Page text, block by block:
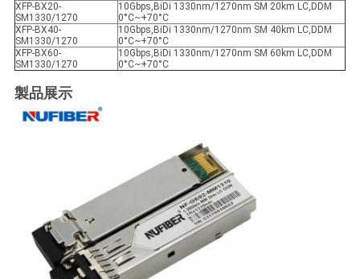
XFP-BX20-
SM1330/1270
10Gbps,BiDi 1330nm/1270nm SM 20km LC,DDM
0°C~+70°C
XFP-BX40-
SM1330/1270
10Gbps,BiDi 1330nm/1270nm SM 40km LC,DDM
0°C~+70°C
XFP-BX60-
SM1330/1270
10Gbps,BiDi 1330nm/1270nm SM 60km LC,DDM
0°C~+70°C
製品展示